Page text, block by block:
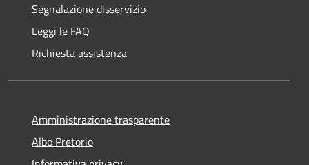
Segnalazione disservizio
Leggi le FAQ
Richiesta assistenza
Amministrazione trasparente
Albo Pretorio